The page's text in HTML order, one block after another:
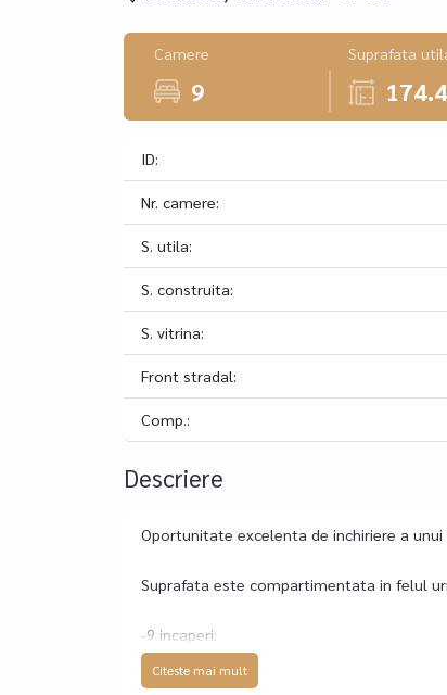
Camere
9
Suprafata
ID:
Nr. camere:
S. utila:
S. construita:
S. vitrina:
Front stradal:
Comp.:
Descriere
Oportunitate excelenta de inchiriere a
Suprafata este compartimentata in felul
-9 incaperi;
-2 bucatarii (una complet mobilata si
-4 grupuri sanitare;
Citeste mai mult